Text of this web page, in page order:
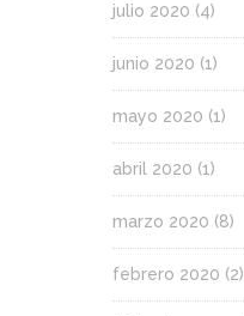
julio 2020 (4)
junio 2020 (1)
mayo 2020 (1)
abril 2020 (1)
marzo 2020 (8)
febrero 2020 (2)